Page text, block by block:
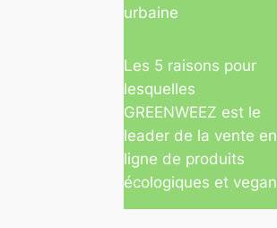
urbaine
Les 5 raisons pour
lesquelles
GREENWEEZ est le
leader de la vente en
ligne de produits
écologiques et vegan